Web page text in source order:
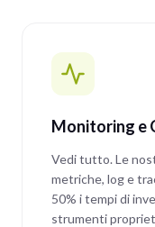
Monitoring e
Vedi tutto. Le
metriche, log e
50% i tempi di
strumenti